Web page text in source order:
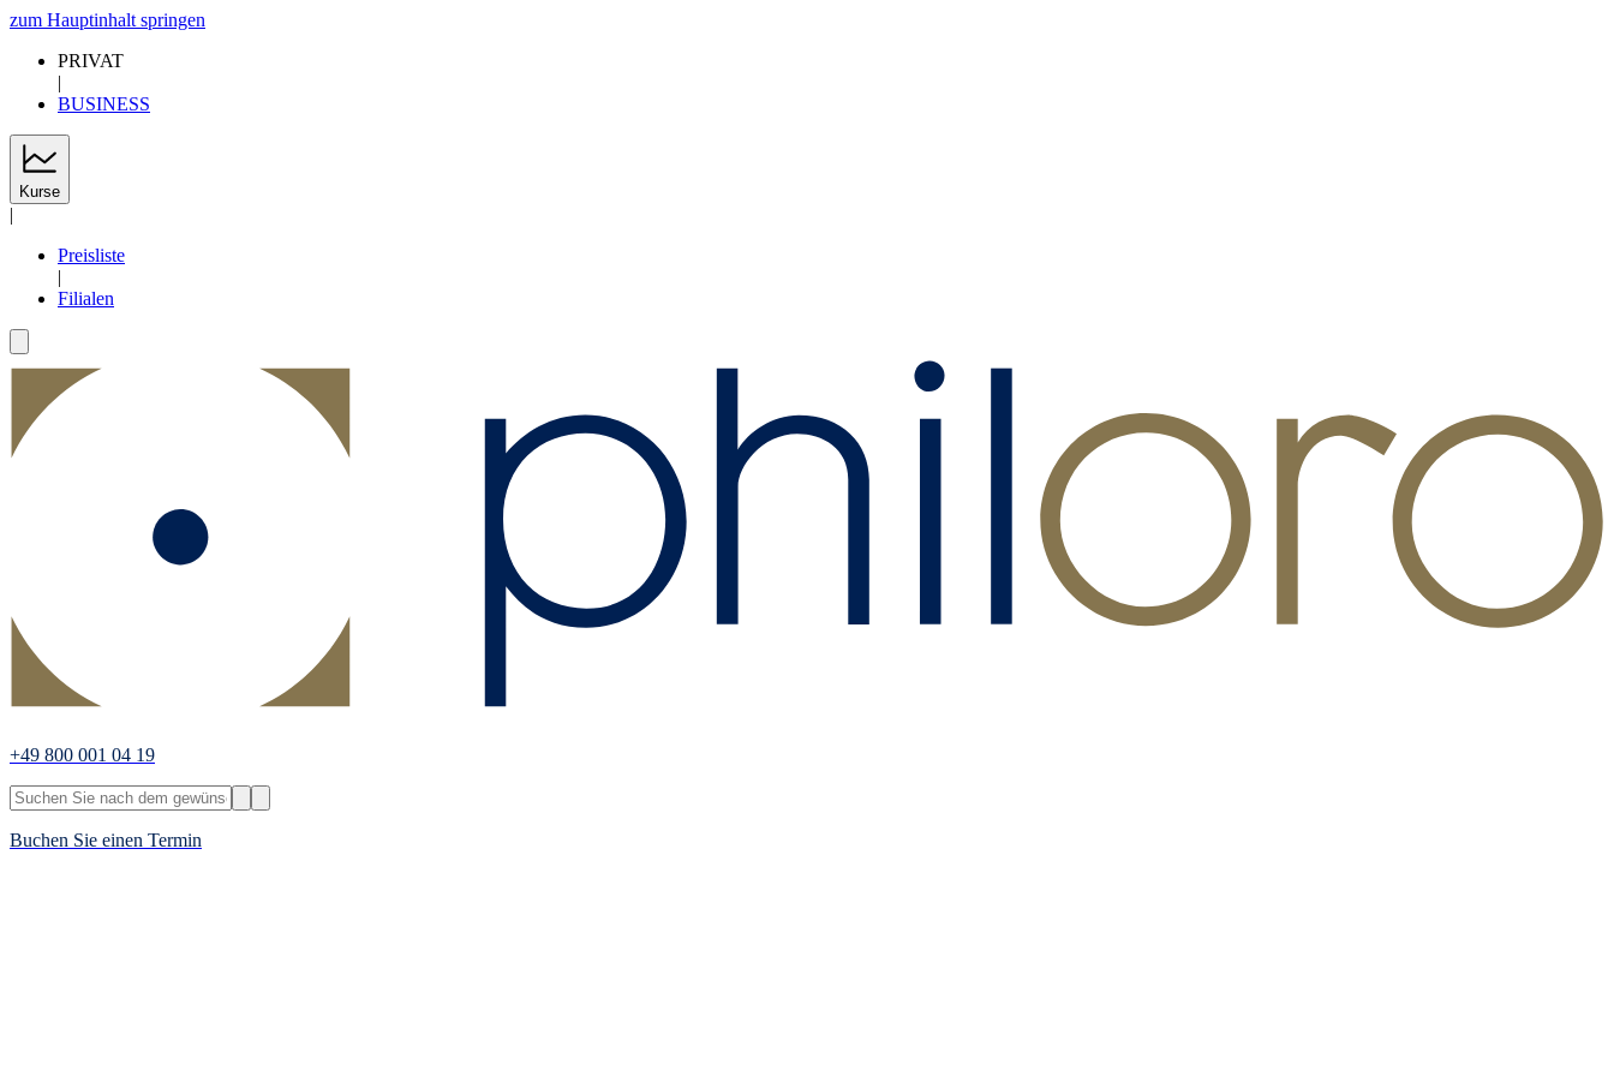
zum Hauptinhalt springen
PRIVAT
|
BUSINESS
Kurse
|
Preisliste
|
Filialen
+49 800 001 04 19
Buchen Sie einen Termin